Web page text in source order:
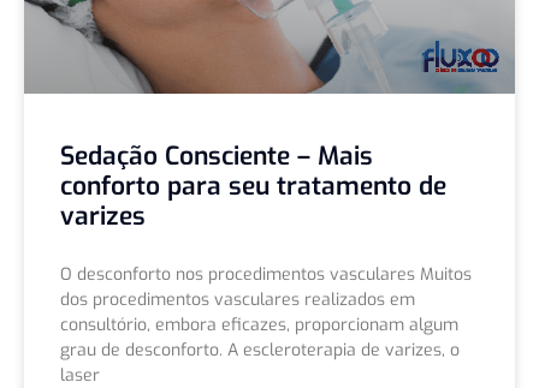
Sedação Consciente – Mais
conforto para seu tratamento de
varizes
O desconforto nos procedimentos vasculares Muitos
dos procedimentos vasculares realizados em
consultório, embora eficazes, proporcionam algum
grau de desconforto. A escleroterapia de varizes, o
laser